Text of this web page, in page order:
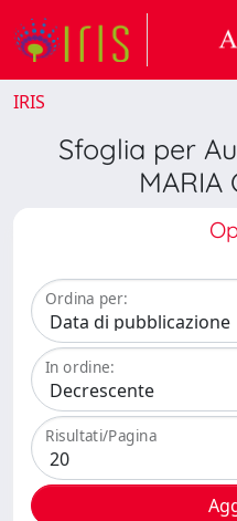
IRIS
Sfoglia per
MARIA
Ordina per:
In ordine:
Risultati/Pagina